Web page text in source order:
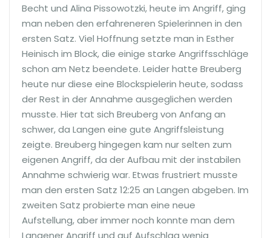
Becht und Alina Pissowotzki, heute im Angriff, ging
man neben den erfahreneren Spielerinnen in den
ersten Satz. Viel Hoffnung setzte man in Esther
Heinisch im Block, die einige starke Angriffsschläge
schon am Netz beendete. Leider hatte Breuberg
heute nur diese eine Blockspielerin heute, sodass
der Rest in der Annahme ausgeglichen werden
musste. Hier tat sich Breuberg von Anfang an
schwer, da Langen eine gute Angriffsleistung
zeigte. Breuberg hingegen kam nur selten zum
eigenen Angriff, da der Aufbau mit der instabilen
Annahme schwierig war. Etwas frustriert musste
man den ersten Satz 12:25 an Langen abgeben. Im
zweiten Satz probierte man eine neue
Aufstellung, aber immer noch konnte man dem
Langener Angriff und auf Aufschlag wenig